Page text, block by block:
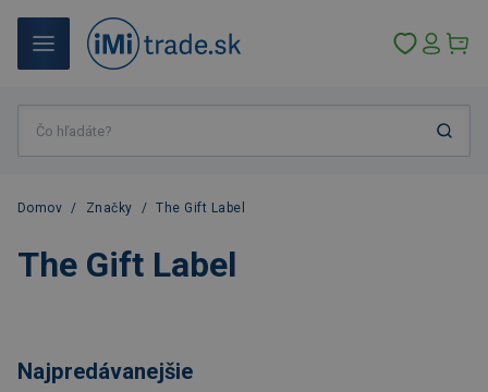
Domov / Značky / The Gift Label
The Gift Label
Najpredávanejšie